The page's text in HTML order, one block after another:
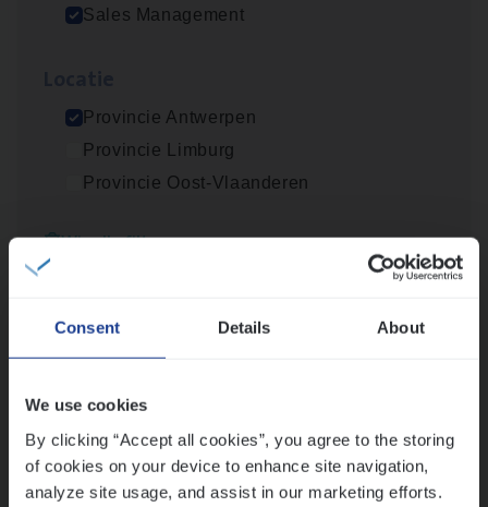
Consent Details About
We use cookies
By clicking “Accept all cookies”, you agree to the storing
of cookies on your device to enhance site navigation,
analyze site usage, and assist in our marketing efforts.
Sales Management
Provincie Antwerpen
Provincie Limburg
Provincie Oost-Vlaanderen
Wis alle filters
Lees onze verhalen
Meer dan collega’s: hoe Julie en Aurélie elkaar
Thalia zoekt graag oplossingen, in games én op het
werk
Ons sollicitatieproces